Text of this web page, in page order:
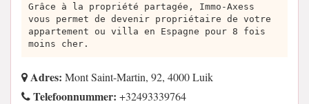
Grâce à la propriété partagée, Immo-Axess
vous permet de devenir propriétaire de votre
appartement ou villa en Espagne pour 8 fois
moins cher.
Adres: Mont Saint-Martin, 92, 4000 Luik
Telefoonnummer: +32493339764